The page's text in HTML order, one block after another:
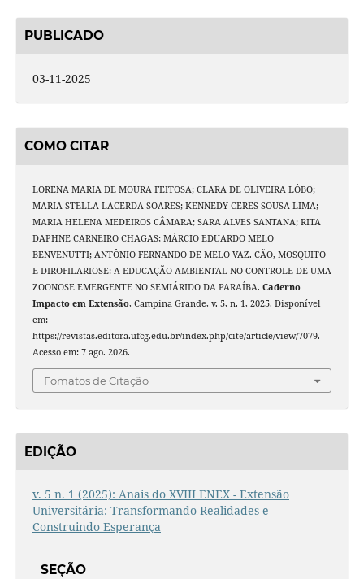
PUBLICADO
03-11-2025
COMO CITAR
LORENA MARIA DE MOURA FEITOSA; CLARA DE OLIVEIRA LÔBO;
MARIA STELLA LACERDA SOARES; KENNEDY CERES SOUSA LIMA;
MARIA HELENA MEDEIROS CÂMARA; SARA ALVES SANTANA; RITA
DAPHNE CARNEIRO CHAGAS; MÁRCIO EDUARDO MELO
BENVENUTTI; ANTÔNIO FERNANDO DE MELO VAZ. CÃO, MOSQUITO
E DIROFILARIOSE: A EDUCAÇÃO AMBIENTAL NO CONTROLE DE UMA
ZOONOSE EMERGENTE NO SEMIÁRIDO DA PARAÍBA. Caderno
Impacto em Extensão, Campina Grande, v. 5, n. 1, 2025. Disponível
em:
https://revistas.editora.ufcg.edu.br/index.php/cite/article/view/7079.
Acesso em: 7 ago. 2026.
Fomatos de Citação
EDIÇÃO
v. 5 n. 1 (2025): Anais do XVIII ENEX - Extensão
Universitária: Transformando Realidades e
Construindo Esperança
SEÇÃO